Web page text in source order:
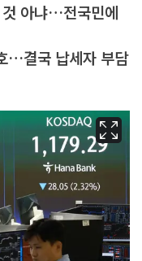
아냐…전국민에
…결국 납세자 부담